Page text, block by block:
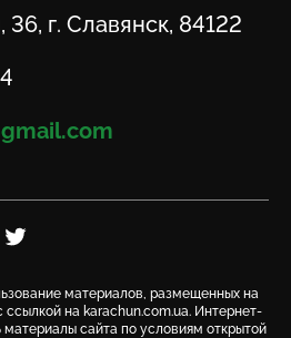
36, г. Славянск, 84122
на Telegram
Посилання на Twitter
материалов, размещенных на
ссылкой на karachun.com.ua. Интернет-
материалы сайта по условиям открытой